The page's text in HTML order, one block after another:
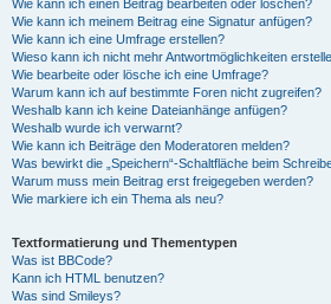
Wie kann ich einen Beitrag bearbeiten oder löschen?
Wie kann ich meinem Beitrag eine Signatur anfügen?
Wie kann ich eine Umfrage erstellen?
Wieso kann ich nicht mehr Antwortmöglichkeiten
Wie bearbeite oder lösche ich eine Umfrage?
Warum kann ich auf bestimmte Foren nicht zugreifen?
Weshalb kann ich keine Dateianhänge anfügen?
Weshalb wurde ich verwarnt?
Wie kann ich Beiträge den Moderatoren melden?
Was bewirkt die „Speichern“-Schaltfläche beim
Warum muss mein Beitrag erst freigegeben werden?
Wie markiere ich ein Thema als neu?
Textformatierung und Thementypen
Was ist BBCode?
Kann ich HTML benutzen?
Was sind Smileys?